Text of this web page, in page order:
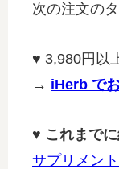
次の注文の
♥ 3,980円以
→ iHerb で
♥ これまで
サプリメント